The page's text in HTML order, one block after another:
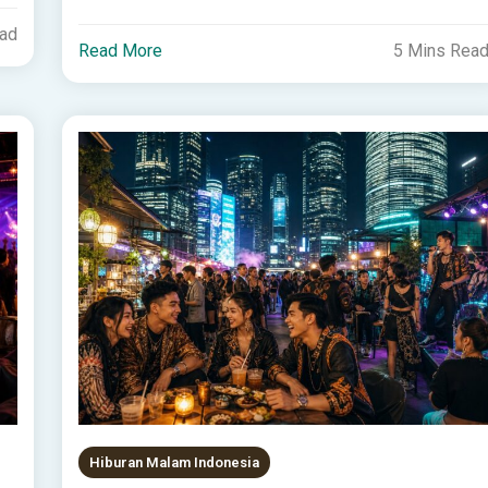
Read More 5 Mins Read
Hiburan Malam Indonesia